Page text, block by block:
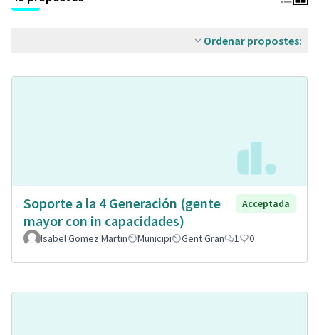
Ordenar propostes:
Soporte a la 4 Generación (gente
mayor con in capacidades)
Acceptada
Isabel Gomez Martin Municipi Gent Gran 1 0